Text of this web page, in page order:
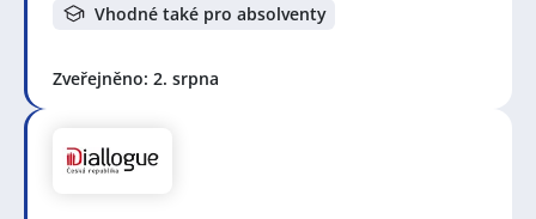
Vhodné také pro absolventy
Zveřejněno: 2. srpna